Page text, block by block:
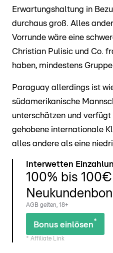
Erwartungshaltung in
durchaus groß. Alles
Vorrunde wäre eine
Christian Pulisic und Co.
haben, mindestens
Paraguay allerdings ist
südamerikanische
unterschätzen und
gehobene internationale
alles andere als eine
Interwetten
100% bis 100€
AGB gelten, 18+
Bonus einlösen*
* Affiliate Link